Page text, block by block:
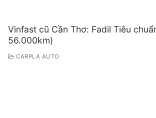
Vinfast cũ Cần Thơ: Fadil Tiêu
56.000km)
CARPLA AUTO